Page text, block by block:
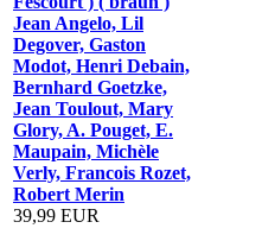
Jean Angelo, Lil
Degover, Gaston
Modot, Henri Debain,
Bernhard Goetzke,
Jean Toulout, Mary
Glory, A. Pouget, E.
Maupain, Michèle
Verly, Francois Rozet,
Robert Merin
39,99 EUR